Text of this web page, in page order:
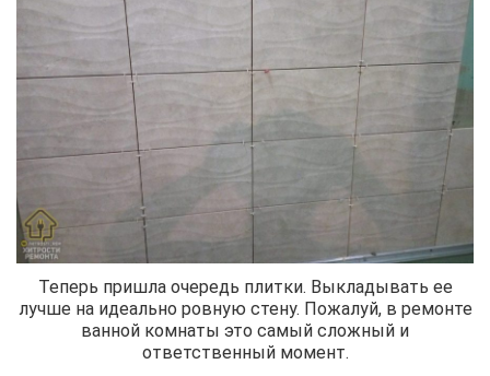
Теперь пришла очередь плитки. Выкладывать ее
лучше на идеально ровную стену. Пожалуй, в ремонте
ванной комнаты это самый сложный и
ответственный момент.